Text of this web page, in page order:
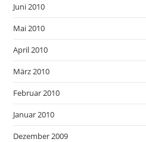
Juni 2010
Mai 2010
April 2010
März 2010
Februar 2010
Januar 2010
Dezember 2009